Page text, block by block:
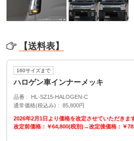
【送料表】
160サイズまで
ハロゲン車インナーメッキ
品番
HL-SZ15-HALOGEN-C
通常価格(税込み)
85,800円
2026年2月1日より価格を改定させていただきます
改定前価格：￥64,800(税別)→改定後価格：￥